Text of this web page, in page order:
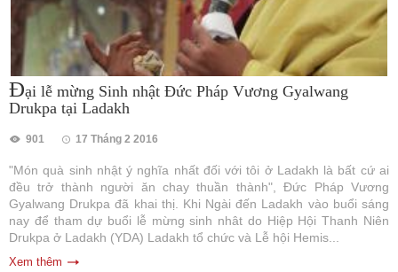
Đại lễ mừng Sinh nhật Đức Pháp Vương Gyalwang
Drukpa tại Ladakh
901 17 Tháng 2 2016
"Món quà sinh nhật ý nghĩa nhất đối với tôi ở Ladakh là bất cứ ai
đều trở thành người ăn chay thuần thành", Đức Pháp Vương
Gyalwang Drukpa đã khai thị. Khi Ngài đến Ladakh vào buổi sáng
nay để tham dự buổi lễ mừng sinh nhât do Hiệp Hội Thanh Niên
Drukpa ở Ladakh (YDA) Ladakh tổ chức và Lễ hội Hemis...
Xem thêm